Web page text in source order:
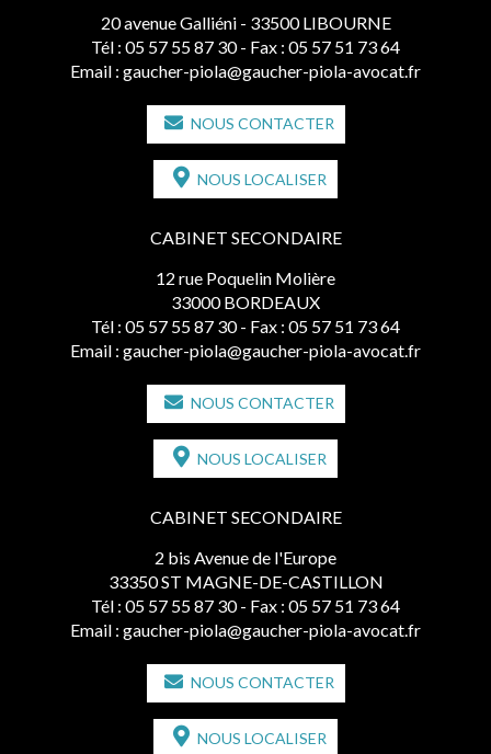
20 avenue Galliéni - 33500 LIBOURNE
Tél : 05 57 55 87 30 - Fax : 05 57 51 73 64
Email : gaucher-piola@gaucher-piola-avocat.fr
NOUS CONTACTER
NOUS LOCALISER
CABINET SECONDAIRE
12 rue Poquelin Molière
33000 BORDEAUX
Tél : 05 57 55 87 30 - Fax : 05 57 51 73 64
Email : gaucher-piola@gaucher-piola-avocat.fr
NOUS CONTACTER
NOUS LOCALISER
CABINET SECONDAIRE
2 bis Avenue de l'Europe
33350 ST MAGNE-DE-CASTILLON
Tél : 05 57 55 87 30 - Fax : 05 57 51 73 64
Email : gaucher-piola@gaucher-piola-avocat.fr
NOUS CONTACTER
NOUS LOCALISER